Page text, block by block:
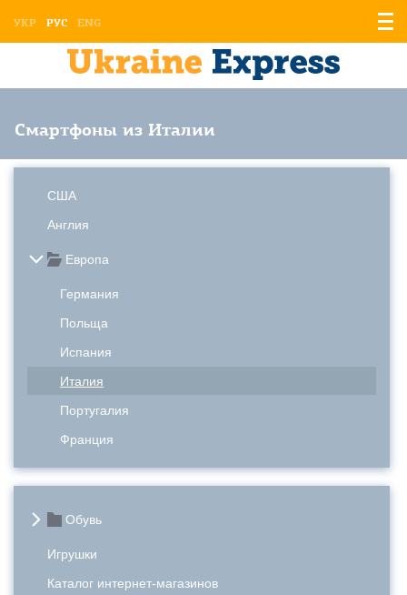
УКР РУС ENG
Смартфоны из Италии
США
Англия
Европа
Германия
Польща
Испания
Италия
Португалия
Франция
Обувь
Игрушки
Каталог интернет-магазинов